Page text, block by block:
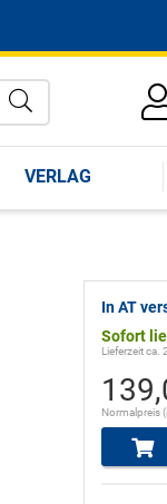
VERLAG
In AT
Sofort
Lieferzeit ca.
Normalpreis